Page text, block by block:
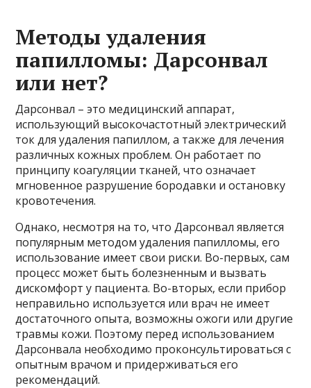
Методы удаления
папилломы: Дарсонвал
или нет?
Дарсонвал – это медицинский аппарат,
использующий высокочастотный электрический
ток для удаления папиллом, а также для лечения
различных кожных проблем. Он работает по
принципу коагуляции тканей, что означает
мгновенное разрушение бородавки и остановку
кровотечения.
Однако, несмотря на то, что Дарсонвал является
популярным методом удаления папилломы, его
использование имеет свои риски. Во-первых, сам
процесс может быть болезненным и вызвать
дискомфорт у пациента. Во-вторых, если прибор
неправильно используется или врач не имеет
достаточного опыта, возможны ожоги или другие
травмы кожи. Поэтому перед использованием
Дарсонвала необходимо проконсультироваться с
опытным врачом и придерживаться его
рекомендаций.